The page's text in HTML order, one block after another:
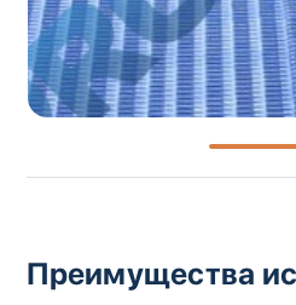
Преимущества